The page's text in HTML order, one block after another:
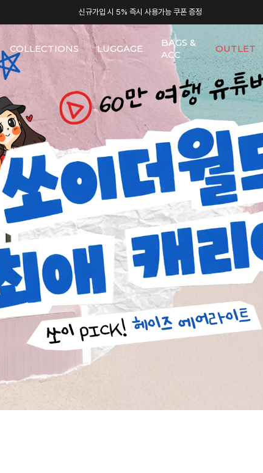
신규가입 시 5% 즉시 사용가능 쿠폰 증정
COLLECTIONS LUGGAGE
BAGS &
ACC
OUTLET